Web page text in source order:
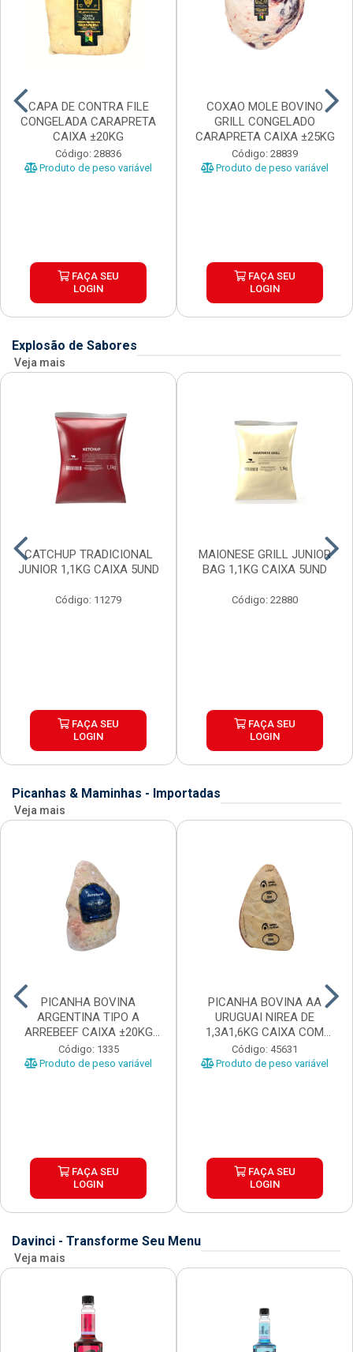
CAPA DE CONTRA FILE
CONGELADA CARAPRETA
CAIXA ±20KG
Código: 28836
Produto de peso variável
FAÇA SEU
LOGIN
COXAO MOLE BOVINO
GRILL CONGELADO
CARAPRETA CAIXA ±25KG
Código: 28839
Produto de peso variável
FAÇA SEU
LOGIN
Explosão de Sabores
Veja mais
CATCHUP TRADICIONAL
JUNIOR 1,1KG CAIXA 5UND
Código: 11279
FAÇA SEU
LOGIN
MAIONESE GRILL JUNIOR
BAG 1,1KG CAIXA 5UND
Código: 22880
FAÇA SEU
LOGIN
Picanhas & Maminhas - Importadas
Veja mais
PICANHA BOVINA
ARGENTINA TIPO A
ARREBEEF CAIXA ±20KG
PEÇAS 1...
Código: 1335
Produto de peso variável
FAÇA SEU
LOGIN
PICANHA BOVINA AA
URUGUAI NIREA DE
1,3A1,6KG CAIXA COM
±15KG
Código: 45631
Produto de peso variável
FAÇA SEU
LOGIN
Davinci - Transforme Seu Menu
Veja mais